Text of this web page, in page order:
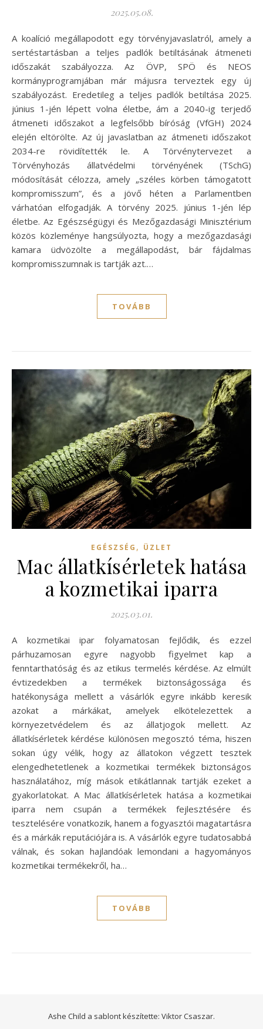
2025.05.08.
A koalíció megállapodott egy törvényjavaslatról, amely a
sertéstartásban a teljes padlók betiltásának átmeneti
időszakát szabályozza. Az ÖVP, SPÖ és NEOS
kormányprogramjában már májusra terveztek egy új
szabályozást. Eredetileg a teljes padlók betiltása 2025.
június 1-jén lépett volna életbe, ám a 2040-ig terjedő
átmeneti időszakot a legfelsőbb bíróság (VfGH) 2024
elején eltörölte. Az új javaslatban az átmeneti időszakot
2034-re rövidítették le. A Törvénytervezet a
Törvényhozás állatvédelmi törvényének (TSchG)
módosítását célozza, amely „széles körben támogatott
kompromisszum”, és a jövő héten a Parlamentben
várhatóan elfogadják. A törvény 2025. június 1-jén lép
életbe. Az Egészségügyi és Mezőgazdasági Minisztérium
közös közleménye hangsúlyozta, hogy a mezőgazdasági
kamara üdvözölte a megállapodást, bár fájdalmas
kompromisszumnak is tartják azt.…
TOVÁBB
EGÉSZSÉG , ÜZLET
Mac állatkísérletek hatása
a kozmetikai iparra
2025.03.01.
A kozmetikai ipar folyamatosan fejlődik, és ezzel
párhuzamosan egyre nagyobb figyelmet kap a
fenntarthatóság és az etikus termelés kérdése. Az elmúlt
évtizedekben a termékek biztonságossága és
hatékonysága mellett a vásárlók egyre inkább keresik
azokat a márkákat, amelyek elkötelezettek a
környezetvédelem és az állatjogok mellett. Az
állatkísérletek kérdése különösen megosztó téma, hiszen
sokan úgy vélik, hogy az állatokon végzett tesztek
elengedhetetlenek a kozmetikai termékek biztonságos
használatához, míg mások etikátlannak tartják ezeket a
gyakorlatokat. A Mac állatkísérletek hatása a kozmetikai
iparra nem csupán a termékek fejlesztésére és
tesztelésére vonatkozik, hanem a fogyasztói magatartásra
és a márkák reputációjára is. A vásárlók egyre tudatosabbá
válnak, és sokan hajlandóak lemondani a hagyományos
kozmetikai termékekről, ha…
TOVÁBB
Ashe Child a sablont készítette: Viktor Csaszar.